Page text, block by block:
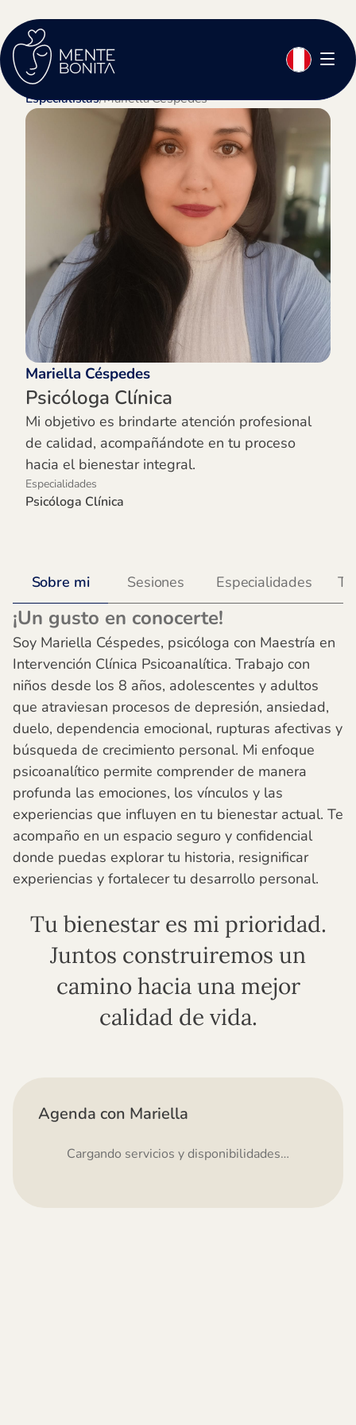
Especialistas/Mariella Céspedes
Mariella Céspedes
Psicóloga Clínica
Mi objetivo es brindarte atención profesional
de calidad, acompañándote en tu proceso
hacia el bienestar integral.
Especialidades
Psicóloga Clínica
Sobre mi Sesiones Especialidades
¡Un gusto en conocerte!
Soy Mariella Céspedes, psicóloga con Maestría en
Intervención Clínica Psicoanalítica. Trabajo con
niños desde los 8 años, adolescentes y adultos
que atraviesan procesos de depresión, ansiedad,
duelo, dependencia emocional, rupturas afectivas y
búsqueda de crecimiento personal. Mi enfoque
psicoanalítico permite comprender de manera
profunda las emociones, los vínculos y las
experiencias que influyen en tu bienestar actual. Te
acompaño en un espacio seguro y confidencial
donde puedas explorar tu historia, resignificar
experiencias y fortalecer tu desarrollo personal.
Tu bienestar es mi prioridad.
Juntos construiremos un
camino hacia una mejor
calidad de vida.
Agenda con Mariella
Cargando servicios y disponibilidades…